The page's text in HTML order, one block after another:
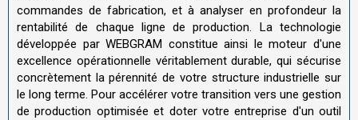
commandes de fabrication, et à analyser en profondeur la
rentabilité de chaque ligne de production. La technologie
développée par WEBGRAM constitue ainsi le moteur d'une
excellence opérationnelle véritablement durable, qui sécurise
concrètement la pérennité de votre structure industrielle sur
le long terme. Pour accélérer votre transition vers une gestion
de production optimisée et doter votre entreprise d'un outil